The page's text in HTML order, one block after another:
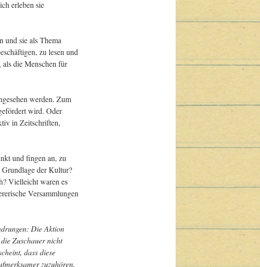
erleben sie
und sie als Thema
zu lesen und
als die Menschen für
werden. Zum
wird. Oder
in Zeitschriften,
und fingen an, zu
Grundlage der Kultur?
Vielleicht waren es
Versammlungen
Die Aktion
Zuschauer nicht
dass diese
zuzuhören,